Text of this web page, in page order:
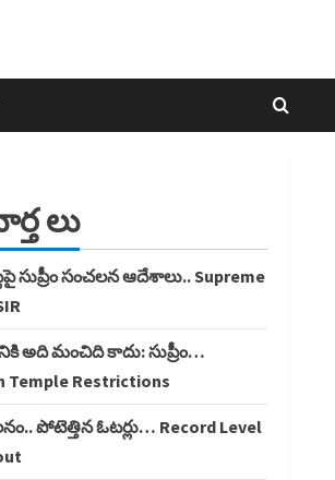
లు
సుప్రీం సంచలన ఆదేశాలు.. Supreme
అది మంచిది కాదు: సుప్రీం…
Temple Restrictions
పోటెత్తిన ఓటర్లు… Record Level